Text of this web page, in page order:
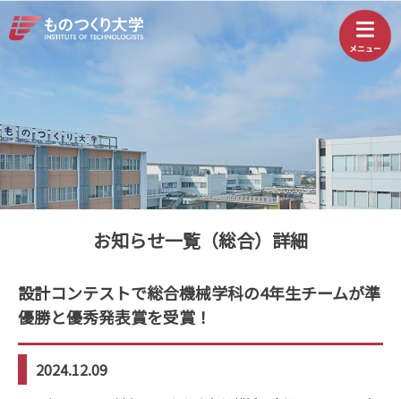
お知らせ一覧（総合）詳細
設計コンテストで総合機械学科の4年生チームが準
優勝と優秀発表賞を受賞！
2024.12.09